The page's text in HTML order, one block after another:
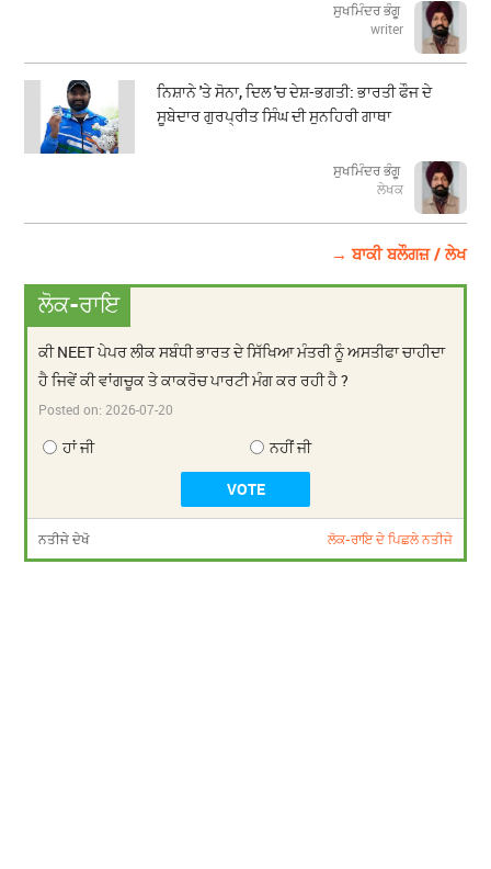
ਸੁਖਮਿੰਦਰ ਭੰਗੂ
writer
ਨਿਸ਼ਾਨੇ 'ਤੇ ਸੋਨਾ, ਦਿਲ 'ਚ ਦੇਸ਼-ਭਗਤੀ: ਭਾਰਤੀ ਫੌਜ ਦੇ
ਸੂਬੇਦਾਰ ਗੁਰਪ੍ਰੀਤ ਸਿੰਘ ਦੀ ਸੁਨਹਿਰੀ ਗਾਥਾ
ਸੁਖਮਿੰਦਰ ਭੰਗੂ
ਲੇਖਕ
→ ਬਾਕੀ ਬਲੌਗਜ਼ / ਲੇਖ
ਲੋਕ-ਰਾਇ
ਕੀ NEET ਪੇਪਰ ਲੀਕ ਸਬੰਧੀ ਭਾਰਤ ਦੇ ਸਿੱਖਿਆ ਮੰਤਰੀ ਨੂੰ ਅਸਤੀਫਾ ਚਾਹੀਦਾ
ਹੈ ਜਿਵੇਂ ਕੀ ਵਾਂਗਚੂਕ ਤੇ ਕਾਕਰੋਚ ਪਾਰਟੀ ਮੰਗ ਕਰ ਰਹੀ ਹੈ ?
Posted on:2026-07-20
ਹਾਂ ਜੀ ਨਹੀਂ ਜੀ
ਨਤੀਜੇ ਦੇਖੋ ਲੋਕ-ਰਾਇ ਦੇ ਪਿਛਲੇ ਨਤੀਜੇ